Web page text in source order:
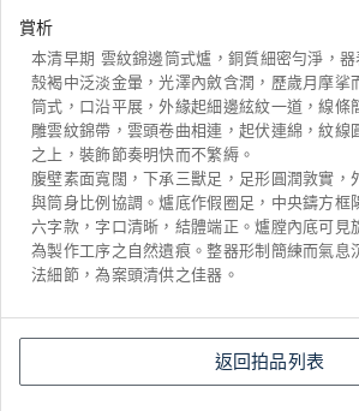
賞析
本清早期 雲紋錦邊筒式爐，銅質細密勻淨，
殼褐中泛淡金暈，光澤內斂含潤，歷歲月摩挲
筒式，口沿平展，外緣起細邊絃紋一道，線條
雕雲紋錦帶，雲頭卷曲相連，起伏連綿，紋線
之上，裝飾節奏明快而不繁縟。
腹壁素面寬闊，下承三獸足，足形圓潤敦實，
與筒身比例協調。爐底作假圈足，中央鑄方框
六字款，字口清晰，結體端正。爐膛內底可見
為製作工序之自然遺痕。整器形制簡練而氣息
法細節，為案頭清供之佳器。
返回拍品列表